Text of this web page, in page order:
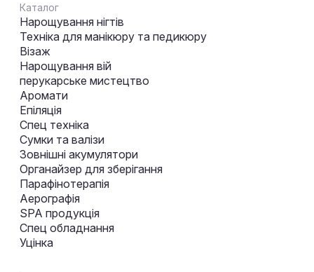
Каталог
Нарощування нігтів
Техніка для манікюру та педикюру
Візаж
Нарощування вій
перукарське мистецтво
Аромати
Епіляція
Спец техніка
Сумки та валізи
Зовнішні акумулятори
Органайзер для зберігання
Парафінотерапія
Аерографія
SPA продукція
Спец обладнання
Уцінка